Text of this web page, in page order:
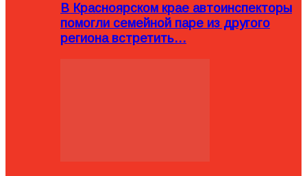
В Красноярском крае автоинспекторы
помогли семейной паре из другого
региона встретить…